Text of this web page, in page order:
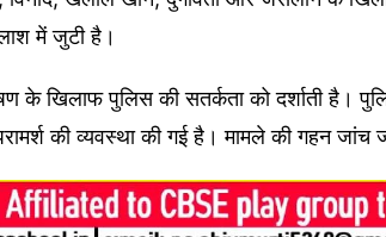
में जुटी है।
के खिलाफ पुलिस की सतर्कता को दर्शाती है।
की व्यवस्था की गई है। मामले की गहन जांच